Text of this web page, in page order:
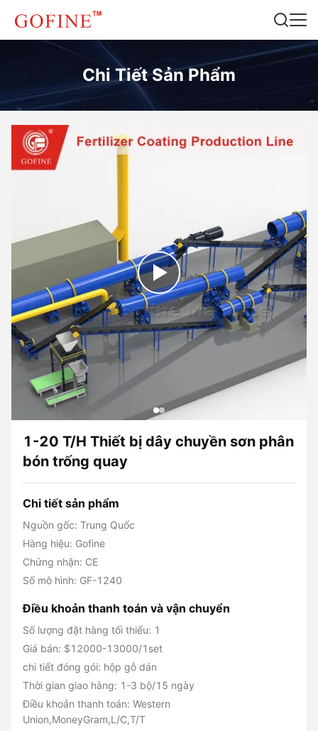
Chi Tiết Sản Phẩm
1-20 T/H Thiết bị dây chuyền sơn phân
bón trống quay
Chi tiết sản phẩm
Nguồn gốc: Trung Quốc
Hàng hiệu: Gofine
Chứng nhận: CE
Số mô hình: GF-1240
Điều khoản thanh toán và vận chuyển
Số lượng đặt hàng tối thiểu: 1
Giá bán: $12000-13000/1set
chi tiết đóng gói: hộp gỗ dán
Thời gian giao hàng: 1-3 bộ/15 ngày
Điều khoản thanh toán: Western
Union,MoneyGram,L/C,T/T